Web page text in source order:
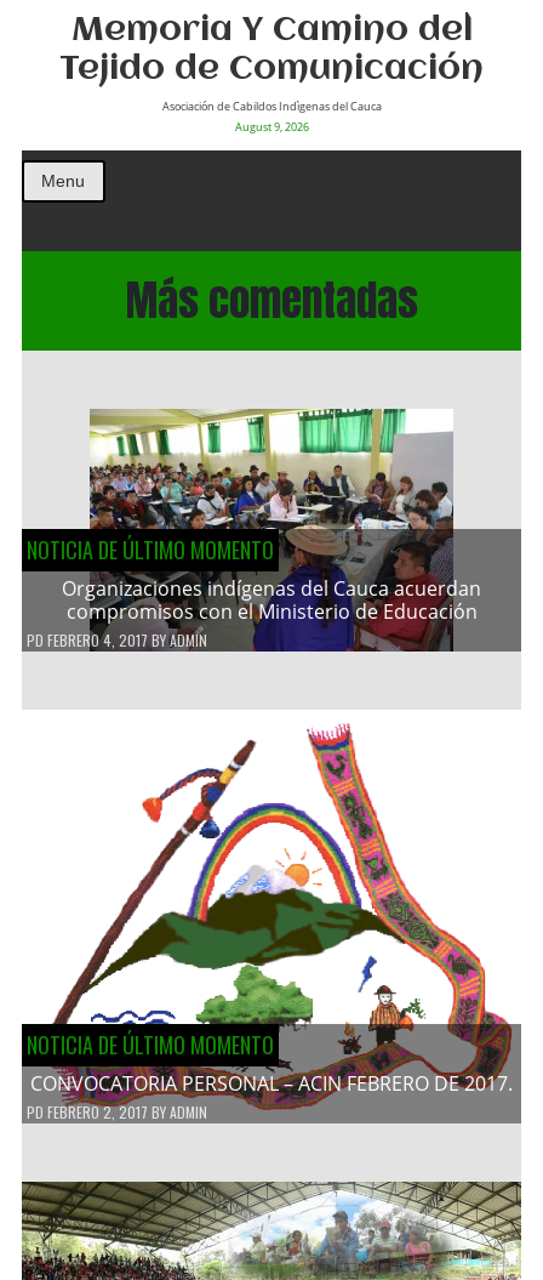
Memoria Y Camino del
Tejido de Comunicación
Asociación de Cabildos Indìgenas del Cauca
August 9, 2026
Menu
Más comentadas
NOTICIA DE ÚLTIMO MOMENTO
Organizaciones indígenas del Cauca acuerdan
compromisos con el Ministerio de Educación
PD FEBRERO 4, 2017 BYADMIN
NOTICIA DE ÚLTIMO MOMENTO
CONVOCATORIA PERSONAL – ACIN FEBRERO DE 2017.
PD FEBRERO 2, 2017 BYADMIN